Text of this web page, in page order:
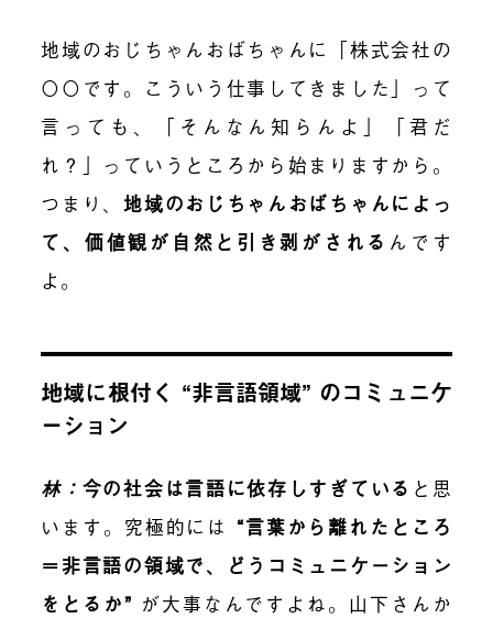
地域のおじちゃんおばちゃんに「株式会社の
〇〇です。こういう仕事してきました」って
言っても、「そんなん知らんよ」「君だ
れ？」っていうところから始まりますから。
つまり、地域のおじちゃんおばちゃんによっ
て、価値観が自然と引き剥がされる んです
よ。
地域に根付く “非言語領域” のコミュニケ
ーション
林： 今の社会は言語に依存しすぎている と思
います。究極的には “言葉から離れたところ
＝非言語の領域で、どうコミュニケーション
をとるか” が大事なんですよね。山下さんか